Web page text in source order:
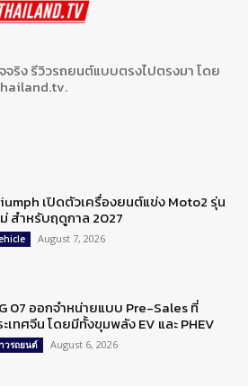
จจริง รีวิวรถยนต์แบบตรงไปตรงมา โดย
เปิดตัวเครื่องยนต์แข่ง Moto2 รุ่น
สำหรับฤดูกาล 2027
August 7, 2026
07 ออกจำหน่ายแบบ Pre-Sales ที่
เทศจีน โดยมีทั้งขุมพลัง EV และ PHEV
วรถยนต์ August 6, 2026